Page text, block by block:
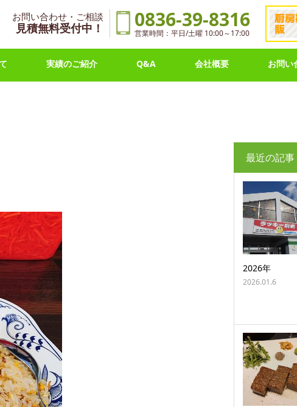
お問い合わせ・ご相談
見積無料受付中！ 0836-39-8316
営業時間：平日/土曜 10:00～17:00
実績のご紹介 Q&A 会社概要 お問い
最近の記事
2026年
2026.01.6